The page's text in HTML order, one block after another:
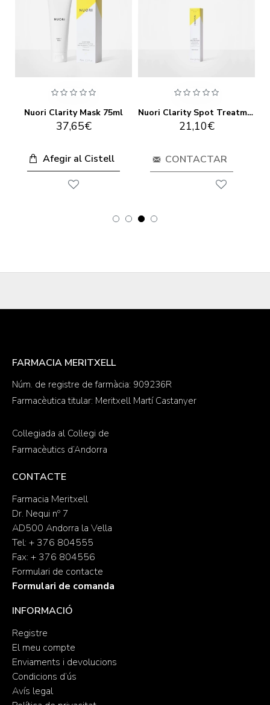
Nuori Clarity Mask 75ml
37,65€
Afegir al Cistell
Nuori Clarity Spot Treatment 10ml
21,10€
CONTACTAR
FARMACIA MERITXELL
Núm. de registre de farmàcia: 909236R
Farmacèutica titular: Meritxell Martí Castanyer
Col·legiada al Col·legi de
Farmacèutics d’Andorra
CONTACTE
Farmacia Meritxell
Dr. Nequi nº 7
AD500 Andorra la Vella
Tel: + 376 804555
Fax: + 376 804556
Formulari de contacte
Formulari de comanda
INFORMACIÓ
Registre
El meu compte
Enviaments i devolucions
Condicions d’ús
Avís legal